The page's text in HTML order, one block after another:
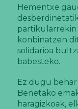
Hementxe
partikularrekin
konbinatzen
solidarioa
babesteko.
Ez dugu
Benetako
haragizkoak,